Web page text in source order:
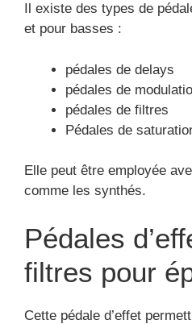
Il existe des types de
et pour basses :
pédales de delays
pédales de
pédales de filtres
Pédales de
Elle peut être employée
comme les synthés.
Pédales
filtres pour
Cette pédale d’effet